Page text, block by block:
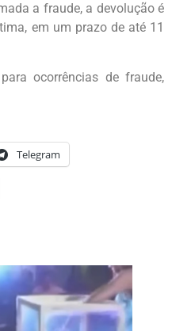
a fraude, a devolução é
em um prazo de até 11
ocorrências de fraude,
Telegram